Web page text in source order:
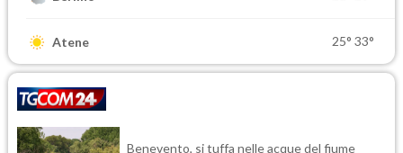
Atene 25° 33°
Benevento, si tuffa nelle acque del fiume